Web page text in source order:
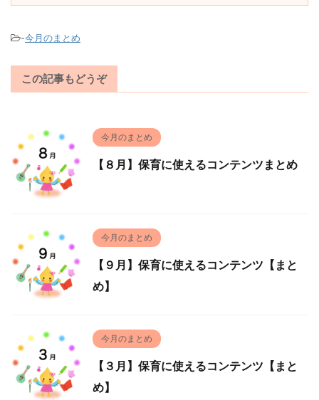
-今月のまとめ
この記事もどうぞ
今月のまとめ
【８月】保育に使えるコンテンツまとめ
今月のまとめ
【９月】保育に使えるコンテンツ【まと
め】
今月のまとめ
【３月】保育に使えるコンテンツ【まと
め】